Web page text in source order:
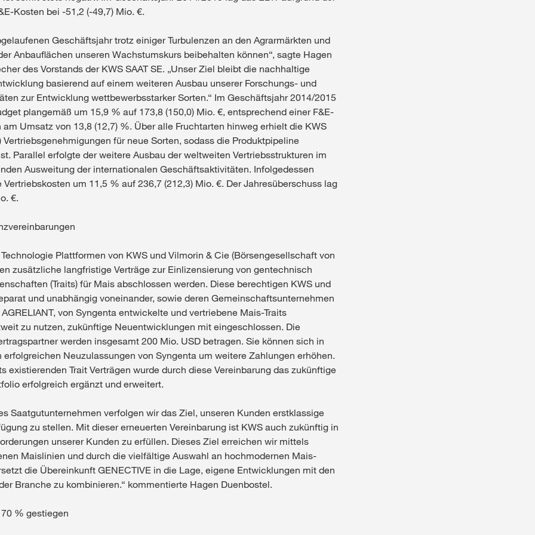
Kosten bei -51,2 (-49,7) Mio. €.
Geschäftsjahr trotz einiger Turbulenzen an den Agrarmärkten und
Anbauflächen unseren Wachstumskurs beibehalten können“, sagte Hagen
des Vorstands der KWS SAAT SE. „Unser Ziel bleibt die nachhaltige
basierend auf einem weiteren Ausbau unserer Forschungs- und
zur Entwicklung wettbewerbsstarker Sorten.“ Im Geschäftsjahr 2014/2015
plangemäß um 15,9 % auf 173,8 (150,0) Mio. €, entsprechend einer F&E-
Umsatz von 13,8 (12,7) %. Über alle Fruchtarten hinweg erhielt die KWS
Vertriebsgenehmigungen für neue Sorten, sodass die Produktpipeline
Parallel erfolgte der weitere Ausbau der weltweiten Vertriebsstrukturen im
Ausweitung der internationalen Geschäftsaktivitäten. Infolgedessen
um 11,5 % auf 236,7 (212,3) Mio. €. Der Jahresüberschuss lag
€.
Plattformen von KWS und Vilmorin & Cie (Börsengesellschaft von
zusätzliche langfristige Verträge zur Einlizensierung von gentechnisch
(Traits) für Mais abschlossen werden. Diese berechtigen KWS und
und unabhängig voneinander, sowie deren Gemeinschaftsunternehmen
von Syngenta entwickelte und vertriebene Mais-Traits
zu nutzen, zukünftige Neuentwicklungen mit eingeschlossen. Die
werden insgesamt 200 Mio. USD betragen. Sie können sich in
erfolgreichen Neuzulassungen von Syngenta um weitere Zahlungen erhöhen.
existierenden Trait Verträgen wurde durch diese Vereinbarung das zukünftige
erfolgreich ergänzt und erweitert.
Saatgutunternehmen verfolgen wir das Ziel, unseren Kunden erstklassige
zu stellen. Mit dieser erneuerten Vereinbarung ist KWS auch zukünftig in
unserer Kunden zu erfüllen. Dieses Ziel erreichen wir mittels
Maislinien und durch die vielfältige Auswahl an hochmodernen Mais-
die Übereinkunft GENECTIVE in die Lage, eigene Entwicklungen mit den
Branche zu kombinieren.“ kommentierte Hagen Duenbostel.
% gestiegen